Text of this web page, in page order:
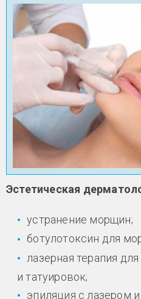
Эстетическая
устранение морщин;
ботулотоксин для
лазерная терапия
и татуировок;
эпиляция с лазером